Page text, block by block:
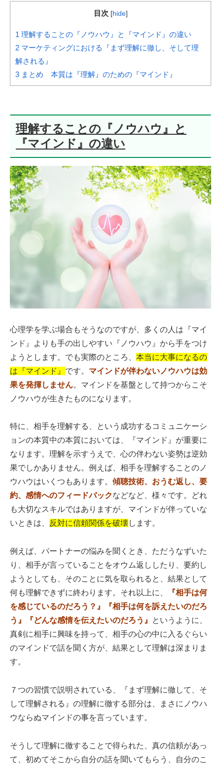
目次 [hide]
1 理解することの『ノウハウ』と『マインド』の違い
2 マーケティングにおける『まず理解に徹し、そして理
解される』
3 まとめ 本質は『理解』のための『マインド』
理解することの『ノウハウ』と
『マインド』の違い
心理学を学ぶ場合もそうなのですが、多くの人は『マイ
ンド』よりも手の出しやすい『ノウハウ』から手をつけ
ようとします。でも実際のところ、 本当に大事になるの
は『マインド』 です。 マインドが伴わないノウハウは効
果を発揮しません。マインドを基盤として持つからこそ
ノウハウが生きたものになります。
特に、相手を理解する、という成功するコミュニケーシ
ョンの本質中の本質においては、『マインド』が重要に
なります。理解を示すうえで、心の伴わない姿勢は逆効
果でしかありません。例えば、相手を理解することのノ
ウハウはいくつもあります。 傾聴技術、おうむ返し、要
約、感情へのフィードバックなどなど、様々です。どれ
も大切なスキルではありますが、マインドが伴っていな
いときは、
反対に信頼関係を破壊します。
例えば、パートナーの悩みを聞くとき、ただうなずいた
り、相手が言っていることをオウム返ししたり、要約し
ようとしても、そのことに気を取られると、結果として
何も理解できずに終わります。それ以上に、
『相手は何
を感じているのだろう？』『相手は何を訴えたいのだろ
う』『どんな感情を伝えたいのだろう』
というように、
真剣に相手に興味を持って、相手の心の中に入るぐらい
のマインドで話を聞く方が、結果として理解は深まりま
す。
７つの習慣で説明されている、『まず理解に徹して、そ
して理解される』の理解に徹する部分は、まさにノウハ
ウならぬマインドの事を言っています。
そうして理解に徹することで得られた、真の信頼があっ
て、初めてそこから自分の話を聞いてもらう、自分のこ